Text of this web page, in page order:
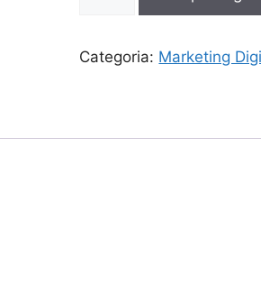
Categoria: Marketing